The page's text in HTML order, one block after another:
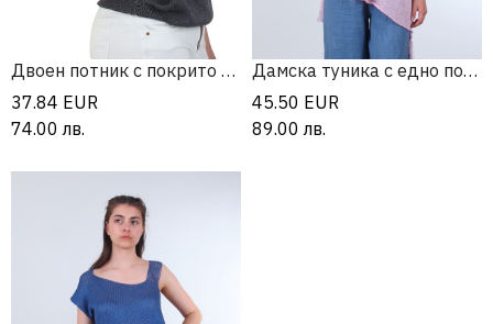
Двоен потник с покрито рамо
37.84 EUR
74.00 лв.
Дамска туника с едно покрито рамо
45.50 EUR
89.00 лв.